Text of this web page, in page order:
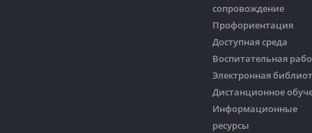
сопровождение
Профориентация
Доступная среда
Воспитательная
Электронная
Дистанционное
Информационные
ресурсы